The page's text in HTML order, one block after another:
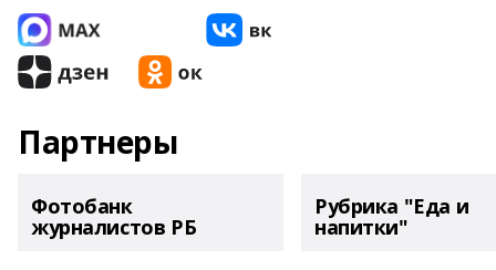
Партнеры
Фотобанк
журналистов РБ
Рубрика "Еда и
напитки"